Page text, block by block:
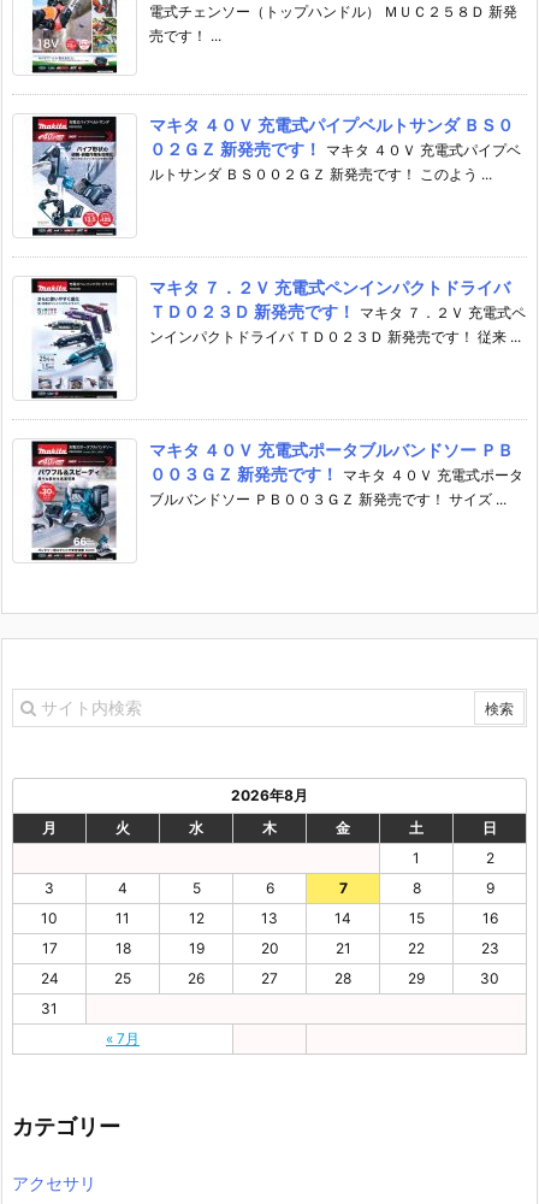
電式チェンソー（トップハンドル） ＭＵＣ２５８Ｄ 新発
売です！ ...
マキタ ４０Ｖ 充電式パイプベルトサンダ ＢＳ０
０２ＧＺ 新発売です！
マキタ ４０Ｖ 充電式パイプベ
ルトサンダ ＢＳ００２ＧＺ 新発売です！ このよう ...
マキタ ７．２Ｖ 充電式ペンインパクトドライバ
ＴＤ０２３Ｄ 新発売です！
マキタ ７．２Ｖ 充電式ペ
ンインパクトドライバ ＴＤ０２３Ｄ 新発売です！ 従来 ...
マキタ ４０Ｖ 充電式ポータブルバンドソー ＰＢ
００３ＧＺ 新発売です！
マキタ ４０Ｖ 充電式ポータ
ブルバンドソー ＰＢ００３ＧＺ 新発売です！ サイズ ...
2026年8月
月
火 水 木 金 土 日
« 7月
1
2
3
4 5 6 7 8
9
10
11 12 13 14 15
16
17
18 19 20 21 22
23
24
25 26 27 28 29
30
31
カテゴリー
アクセサリ